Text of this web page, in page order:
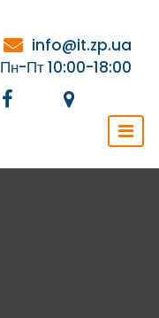
info@it.zp.ua
Пн-Пт 10:00-18:00